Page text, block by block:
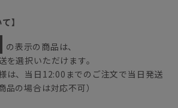
】
の表示の商品は、
選択いただけます。
は、当日12:00までのご注文で当日発送
品の場合は対応不可）